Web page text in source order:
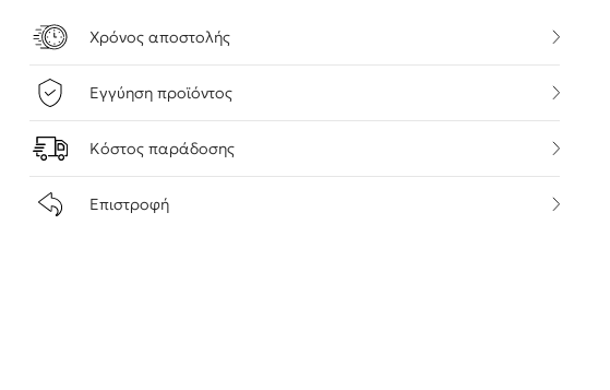
Χρόνος αποστολής
Εγγύηση προϊόντος
Κόστος παράδοσης
Επιστροφή